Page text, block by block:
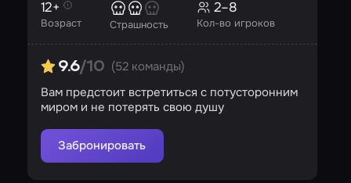
Возраст
12+
Страшность Кол-во игроков
2–8
9.6/10 (52 команды)
Вам предстоит встретиться с потусторонним
миром и не потерять свою душу
Забронировать